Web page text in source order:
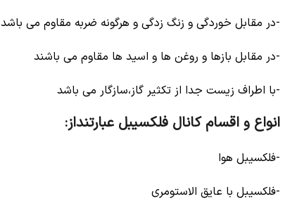
-در مقابل خوردگی و زنگ زدگی و هرگونه ضربه مقاوم می باشد
-در مقابل بازها و روغن ها و اسید ها مقاوم می باشند
-با اطراف زیست جدا از تکثیر گاز،سازگار می باشد
انواع و اقسام کانال فلکسیبل عبارتنداز:
-فلکسیبل هوا
-فلکسیبل با عایق الاستومری